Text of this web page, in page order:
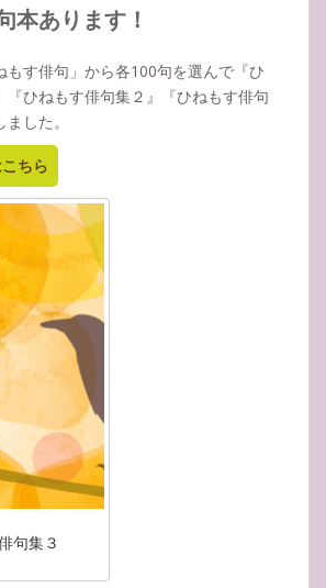
本あります！
す俳句」から各100句を選んで『ひ
『ひねもす俳句集２』『ひねもす俳句
した。
ちら
句集３